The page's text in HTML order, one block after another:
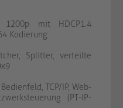
1200p mit HDCP1.4
Kodierung
Splitter, verteilte
TCP/IP, Web-
(PT-IP-